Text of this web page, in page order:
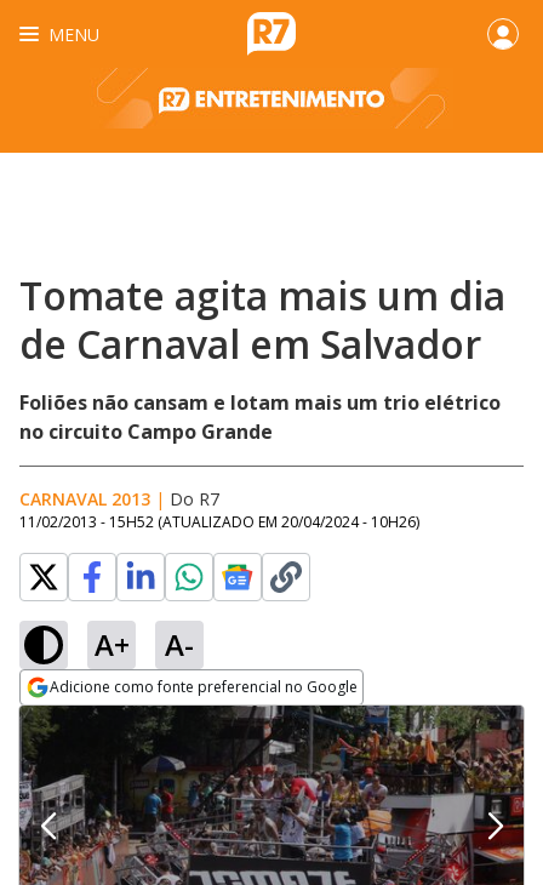
MENU
Tomate agita mais um dia
de Carnaval em Salvador
Foliões não cansam e lotam mais um trio elétrico
no circuito Campo Grande
CARNAVAL 2013 | Do R7
11/02/2013 - 15H52 (ATUALIZADO EM 20/04/2024 - 10H26)
A+ A-
Adicione como fonte preferencial no Google
Opens in new window